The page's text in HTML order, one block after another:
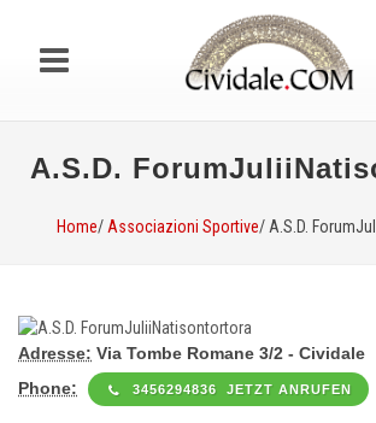
A.S.D.
Home/ Associazioni Sportive/ A.S.D.
Adresse: Via Tombe Romane 3/2 - Cividale
Phone:
3456294836 JETZT ANRUFEN